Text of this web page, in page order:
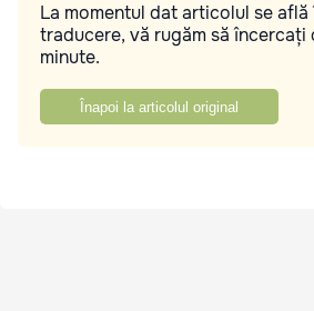
La momentul dat articolul se
traducere, vă rugăm să încercați
minute.
Înapoi la articolul original